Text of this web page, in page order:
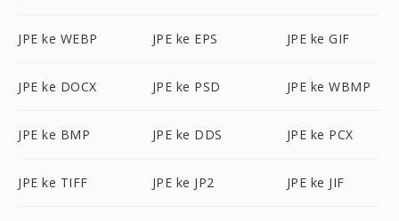
JPE ke WEBP JPE ke EPS JPE ke GIF
JPE ke DOCX JPE ke PSD JPE ke WBMP
JPE ke BMP JPE ke DDS JPE ke PCX
JPE ke TIFF JPE ke JP2 JPE ke JIF